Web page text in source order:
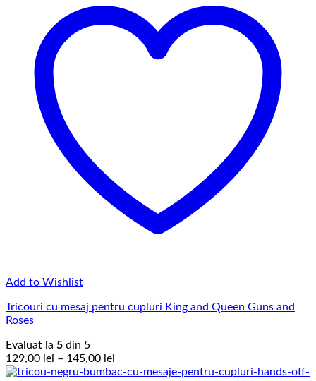
Add to Wishlist
Tricouri cu mesaj pentru cupluri King and Queen Guns and
Roses
Evaluat la 5 din 5
129,00 lei – 145,00 lei
de